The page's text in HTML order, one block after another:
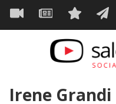
Salta
contenuto
Navigazione
principale
Irene